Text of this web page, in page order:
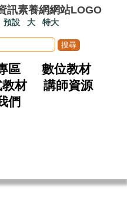
預設 大 特大
區
數位教材
材
講師資源
們